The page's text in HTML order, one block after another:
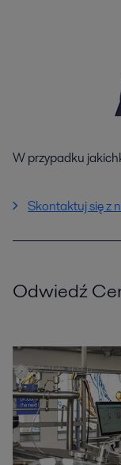
W przypadku
Skontaktuj się z
Odwiedź